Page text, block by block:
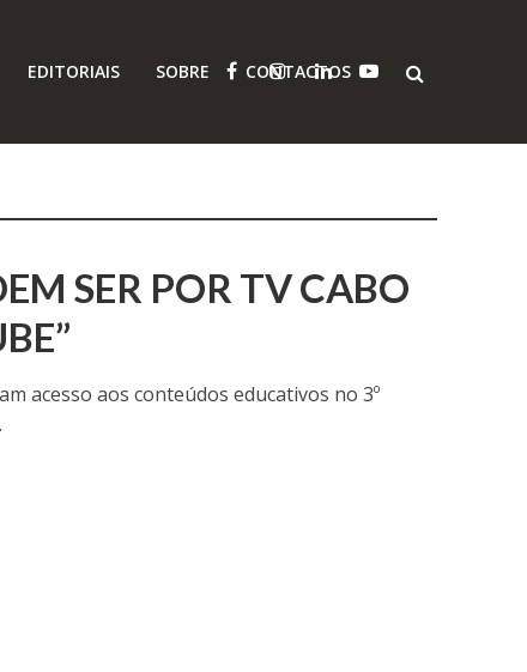
EDITORIAIS SOBRE CONTACTOS
SER POR TV CABO
acesso aos conteúdos educativos no 3º